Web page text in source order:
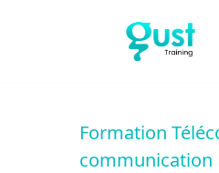
Formation
communication